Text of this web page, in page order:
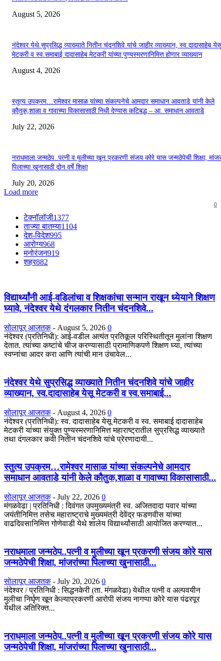
August 5, 2026
नंदेश्वर येथे सुप्रसिद्ध व्याख्याते नितीन चंदनशिवे यांचे जाहीर व्याख्यान, स्व.दादासाहेब येसू
मेटकरी व स्व.समाबाई दादासाहेब मेटकरी यांच्या पुण्यस्मरणानिमित्त होणार व्याख्यान
August 4, 2026
स्तुत्य उपक्रम…रामेश्वर मासाळ यांच्या संकल्पनेचे आमदार समाधान आवताडे यांनी केले
कौतुक,शाळा व गावाच्या विकासासाठी निधी देण्यास कटिबद्ध – आ. समाधान आवताडे
July 22, 2026
नराधमाला जन्मठेप..पत्नी व मुलीच्या खून प्रकरणी संजय कोरे यास जन्मठेपेची शिक्षा,
पिलाच्या खुनासाठी दोन वर्षे शिक्षा
July 20, 2026
Load more
0
टेक्नॉलॉजी1377
ताज्या बातम्या1104
देश-विदेश995
आरोग्य968
मनोरंजन919
शहर882
विद्यार्थ्यांनी आई-वडिलांचा व शिक्षकांचा सन्मान राखून ध्येयाने शिक्षण
घ्यावे, नंदेश्वर येथे दंगलकार नितीन चंदनशिवे...
सोलापूर आजतक - August 5, 2026 0
नंदेश्वर (प्रतिनिधी): आई-वडील अत्यंत प्रतिकूल परिस्थितीतून मुलांना शिक्षण
देतात. त्यांच्या कष्टांचे चीज करण्यासाठी प्रामाणिकपणे शिक्षण घ्या, त्यांच्या
स्वप्नांचा आदर करा आणि त्यांची मान उंचावेल...
नंदेश्वर येथे सुप्रसिद्ध व्याख्याते नितीन चंदनशिवे यांचे जाहीर
व्याख्यान, स्व.दादासाहेब येसू मेटकरी व स्व.समाबाई...
सोलापूर आजतक - August 4, 2026 0
नंदेश्वर (प्रतिनिधी): स्व. दादासाहेब येसू मेटकरी व स्व. समाबाई दादासाहेब
मेटकरी यांच्या संयुक्त पुण्यस्मरणानिमित्त महाराष्ट्रातील सुप्रसिद्ध व्याख्याते
तथा दंगलकार कवी नितीन चंदनशिवे यांचे प्रेरणादायी...
स्तुत्य उपक्रम…रामेश्वर मासाळ यांच्या संकल्पनेचे आमदार
समाधान आवताडे यांनी केले कौतुक,शाळा व गावाच्या विकासासाठी...
सोलापूर आजतक - July 22, 2026 0
मंगळवेढा | प्रतिनिधी : दिवंगत उपमुख्यमंत्री स्व. अजितदादा पवार यांच्या
जयंतीनिमित्त तसेच महाराष्ट्राचे मुख्यमंत्री देवेंद्र फडणवीस यांच्या
वाढदिवसानिमित्त गोणेवाडी येथे शालेय विद्यार्थ्यांसाठी आयोजित करण्यात...
नराधमाला जन्मठेप..पत्नी व मुलीच्या खून प्रकरणी संजय कोरे यास
जन्मठेपेची शिक्षा, मांजरांच्या पिलाच्या खुनासाठी...
सोलापूर आजतक - July 20, 2026 0
नंदेश्वर / प्रतिनिधी : सिद्धनकेरी (ता. मंगळवेढा) येथील पत्नी व अल्पवयीन
मुलीचा निर्घृण खून केल्याप्रकरणी आरोपी संजय नागप्पा कोरे यास पंढरपूर
येथील अतिरिक्त...
नराधमाला जन्मठेप..पत्नी व मुलीच्या खून प्रकरणी संजय कोरे यास
जन्मठेपेची शिक्षा, मांजरांच्या पिलाच्या खुनासाठी...